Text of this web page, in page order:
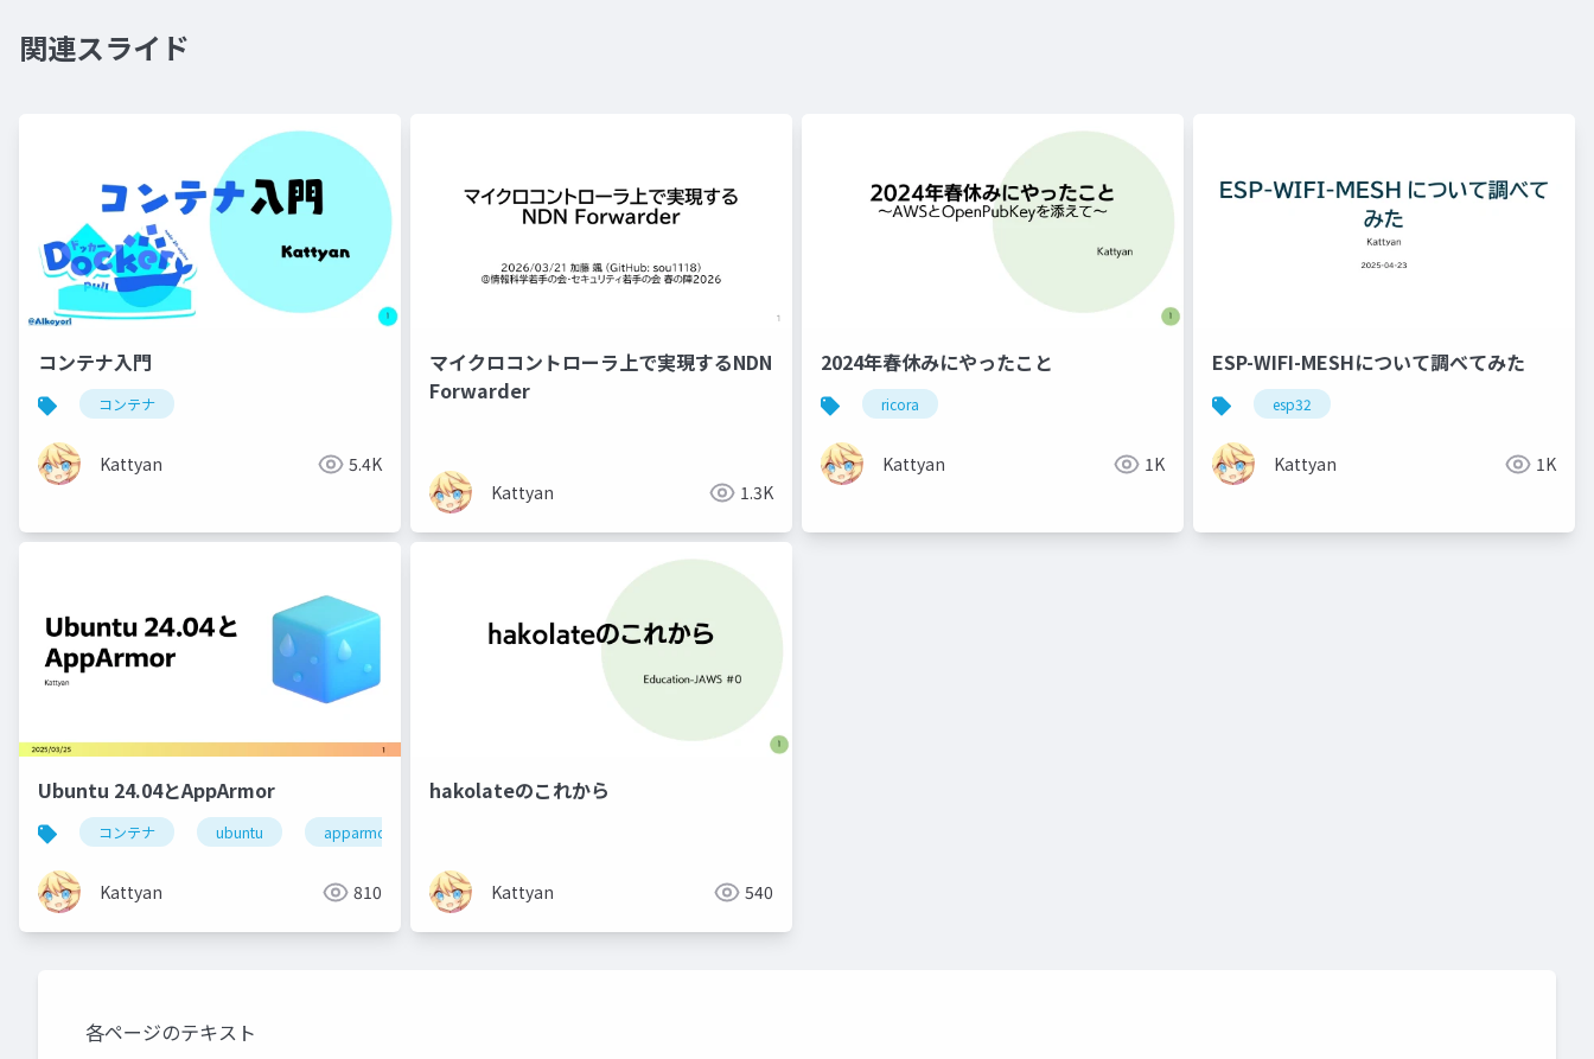
関連スライド
コンテナ入門
コンテナ
Kattyan 5.4K
マイクロコントローラ上で実現するNDN
Forwarder
Kattyan 1.3K
2024年春休みにやったこと
ricora
Kattyan 1K
ESP-WIFI-MESHについて調べてみた
esp32
Kattyan 1K
Ubuntu 24.04とAppArmor
コンテナ ubuntu apparmor
Kattyan 810
hakolateのこれから
Kattyan 540
各ページのテキスト